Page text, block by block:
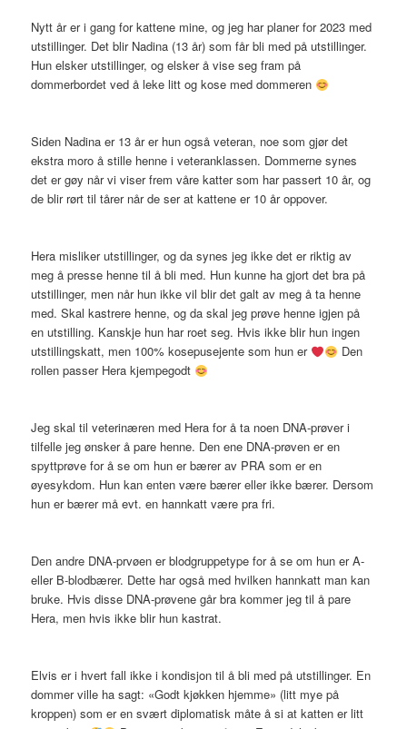
Nytt år er i gang for kattene mine, og jeg har planer for 2023 med
utstillinger. Det blir Nadina (13 år) som får bli med på utstillinger.
Hun elsker utstillinger, og elsker å vise seg fram på
dommerbordet ved å leke litt og kose med dommeren
Siden Nadina er 13 år er hun også veteran, noe som gjør det
ekstra moro å stille henne i veteranklassen. Dommerne synes
det er gøy når vi viser frem våre katter som har passert 10 år, og
de blir rørt til tårer når de ser at kattene er 10 år oppover.
Hera misliker utstillinger, og da synes jeg ikke det er riktig av
meg å presse henne til å bli med. Hun kunne ha gjort det bra på
utstillinger, men når hun ikke vil blir det galt av meg å ta henne
med. Skal kastrere henne, og da skal jeg prøve henne igjen på
en utstilling. Kanskje hun har roet seg. Hvis ikke blir hun ingen
utstillingskatt, men 100% kosepusejente som hun er
Den
rollen passer Hera kjempegodt
Jeg skal til veterinæren med Hera for å ta noen DNA-prøver i
tilfelle jeg ønsker å pare henne. Den ene DNA-prøven er en
spyttprøve for å se om hun er bærer av PRA som er en
øyesykdom. Hun kan enten være bærer eller ikke bærer. Dersom
hun er bærer må evt. en hannkatt være pra fri.
Den andre DNA-prvøen er blodgruppetype for å se om hun er A-
eller B-blodbærer. Dette har også med hvilken hannkatt man kan
bruke. Hvis disse DNA-prøvene går bra kommer jeg til å pare
Hera, men hvis ikke blir hun kastrat.
Elvis er i hvert fall ikke i kondisjon til å bli med på utstillinger. En
dommer ville ha sagt: «Godt kjøkken hjemme» (litt mye på
kroppen) som er en svært diplomatisk måte å si at katten er litt